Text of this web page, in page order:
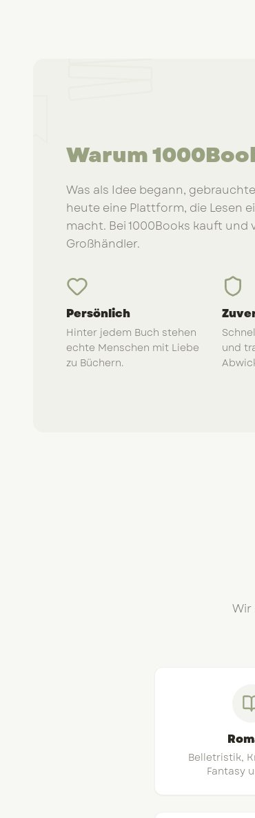
Warum
Was als Idee begann,
heute eine Plattform, die Lesen
macht. Bei 1000Books kauft
Großhändler.
Persönlich
Hinter jedem Buch stehen
echte Menschen mit Liebe
zu Büchern.
und
Wir
Belletristik,
Fantasy